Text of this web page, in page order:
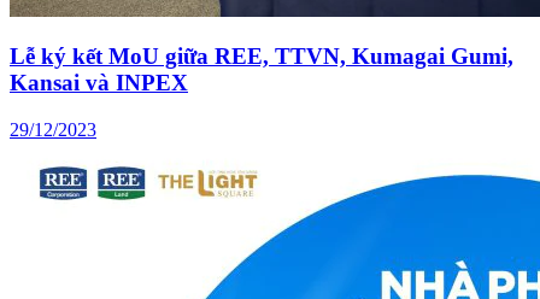
Lễ ký kết MoU giữa REE, TTVN, Kumagai Gumi,
Kansai và INPEX
29/12/2023